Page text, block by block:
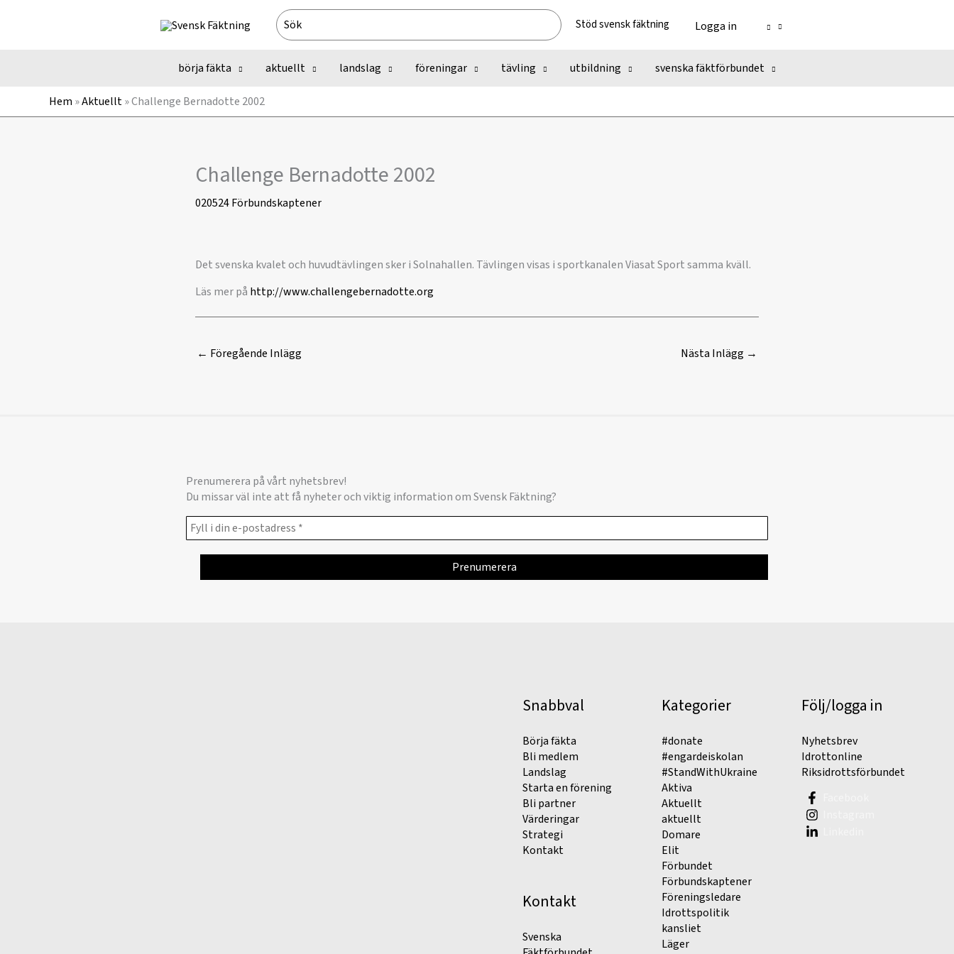
Search
for:
Stöd svensk fäktning Logga in
börja fäkta aktuellt landslag föreningar tävling utbildning svenska fäktförbundet
Hem »Aktuellt»Challenge Bernadotte 2002
Challenge Bernadotte 2002
020524Förbundskaptener
Det svenska kvalet och huvudtävlingen sker i Solnahallen. Tävlingen visas i sportkanalen Viasat Sport samma kväll.
Läs mer på http://www.challengebernadotte.org
← Föregående Inlägg Nästa Inlägg →
Prenumerera på vårt nyhetsbrev!
Du missar väl inte att få nyheter och viktig information om Svensk Fäktning?
Snabbval
Börja fäkta
Bli medlem
Landslag
Starta en förening
Bli partner
Värderingar
Strategi
Kontakt
Kontakt
Svenska
Kategorier
#donate
#engardeiskolan
#StandWithUkraine
Aktiva
Aktuellt
aktuellt
Domare
Elit
Förbundet
Förbundskaptener
Föreningsledare
Idrottspolitik
kansliet
Läger
Följ/logga in
Nyhetsbrev
Idrottonline
Riksidrottsförbundet